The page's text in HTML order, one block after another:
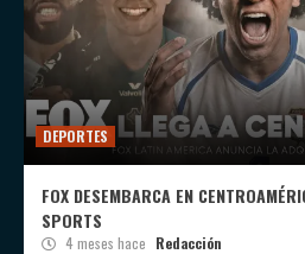
DEPORTES
FOX DESEMBARCA EN
SPORTS
4 meses hace Redacción